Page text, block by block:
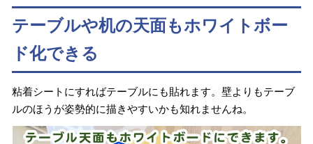
テーブルや机の天面もホワイトボー
ド化できる
粘着シートにすればテーブルにも貼れます。壁よりもテーブ
ルのほうが姿勢的に描きやすいかも知れませんね。